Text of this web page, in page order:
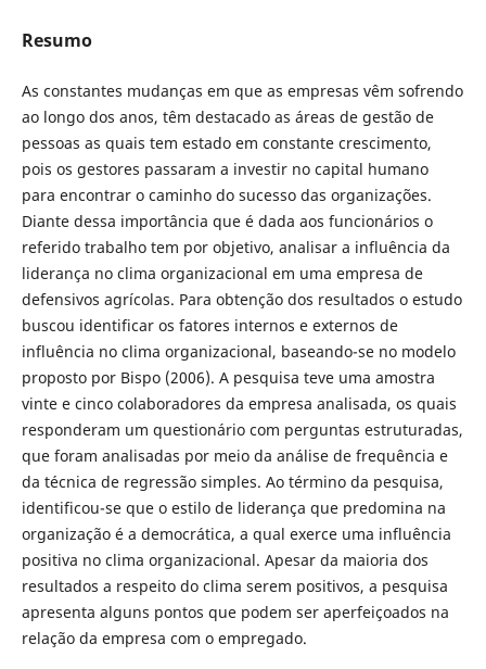
Resumo
As constantes mudanças em que as empresas vêm sofrendo
ao longo dos anos, têm destacado as áreas de gestão de
pessoas as quais tem estado em constante crescimento,
pois os gestores passaram a investir no capital humano
para encontrar o caminho do sucesso das organizações.
Diante dessa importância que é dada aos funcionários o
referido trabalho tem por objetivo, analisar a influência da
liderança no clima organizacional em uma empresa de
defensivos agrícolas. Para obtenção dos resultados o estudo
buscou identificar os fatores internos e externos de
influência no clima organizacional, baseando-se no modelo
proposto por Bispo (2006). A pesquisa teve uma amostra
vinte e cinco colaboradores da empresa analisada, os quais
responderam um questionário com perguntas estruturadas,
que foram analisadas por meio da análise de frequência e
da técnica de regressão simples. Ao término da pesquisa,
identificou-se que o estilo de liderança que predomina na
organização é a democrática, a qual exerce uma influência
positiva no clima organizacional. Apesar da maioria dos
resultados a respeito do clima serem positivos, a pesquisa
apresenta alguns pontos que podem ser aperfeiçoados na
relação da empresa com o empregado.